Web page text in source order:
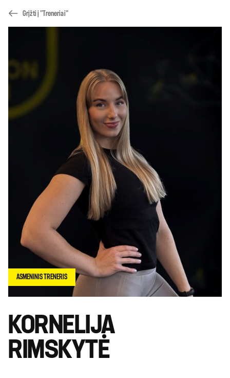
Grįžti į "Treneriai"
KORNELIJA
RIMSKYTĖ
ASMENINIS TRENERIS